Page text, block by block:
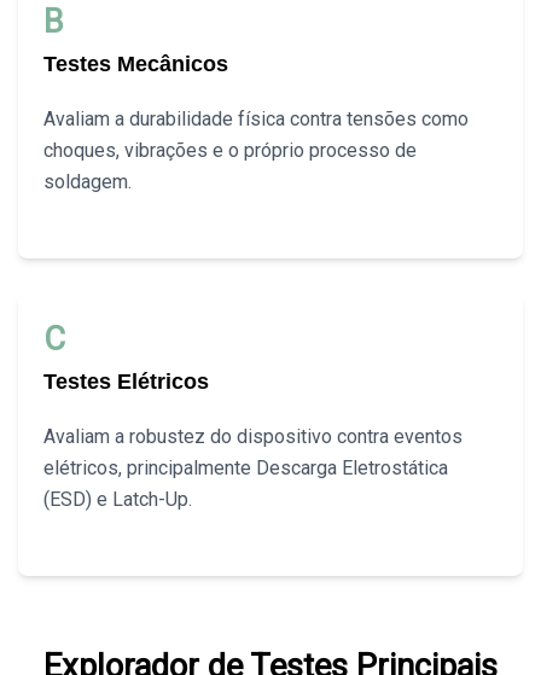
B
Testes Mecânicos
Avaliam a durabilidade física contra tensões como
choques, vibrações e o próprio processo de
soldagem.
C
Testes Elétricos
Avaliam a robustez do dispositivo contra eventos
elétricos, principalmente Descarga Eletrostática
(ESD) e Latch-Up.
Explorador de Testes Principais